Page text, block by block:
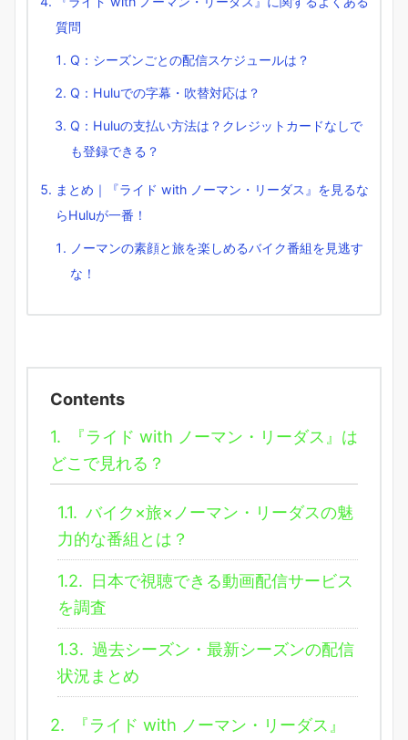
質問
Q：シーズンごとの配信スケジュールは？
Q：Huluでの字幕・吹替対応は？
Q：Huluの支払い方法は？クレジットカードなしで
も登録できる？
まとめ｜『ライド with ノーマン・リーダス』を見るな
らHuluが一番！
ノーマンの素顔と旅を楽しめるバイク番組を見逃す
な！
Contents
1.
『ライド with ノーマン・リーダス』は
どこで見れる？
1.1. バイク×旅×ノーマン・リーダスの魅
力的な番組とは？
1.2. 日本で視聴できる動画配信サービス
を調査
1.3. 過去シーズン・最新シーズンの配信
状況まとめ
2.
『ライド with ノーマン・リーダス』